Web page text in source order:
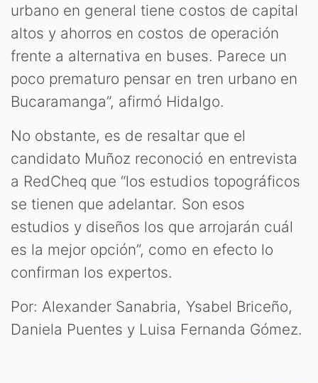
urbano en general tiene costos de capital
altos y ahorros en costos de operación
frente a alternativa en buses. Parece un
poco prematuro pensar en tren urbano en
Bucaramanga”, afirmó Hidalgo.
No obstante, es de resaltar que el
candidato Muñoz reconoció en entrevista
a RedCheq que “los estudios topográficos
se tienen que adelantar. Son esos
estudios y diseños los que arrojarán cuál
es la mejor opción”, como en efecto lo
confirman los expertos.
Por: Alexander Sanabria, Ysabel Briceño,
Daniela Puentes y Luisa Fernanda Gómez.